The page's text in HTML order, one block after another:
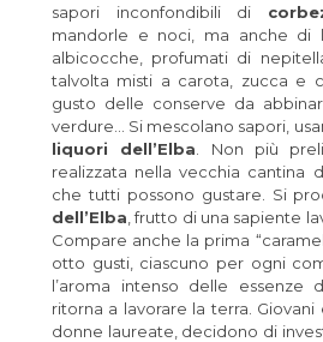
sapori inconfondibili di
mandorle e noci, ma anche di
albicocche, profumati di
talvolta misti a carota, zucca e
gusto delle conserve da
verdure… Si mescolano sapori,
liquori dell’Elba . Non più
realizzata nella vecchia cantina
che tutti possono gustare. Si
dell’Elba , frutto di una sapiente
Compare anche la prima
otto gusti, ciascuno per ogni
l’aroma intenso delle essenze
ritorna a lavorare la terra.
donne laureate, decidono di